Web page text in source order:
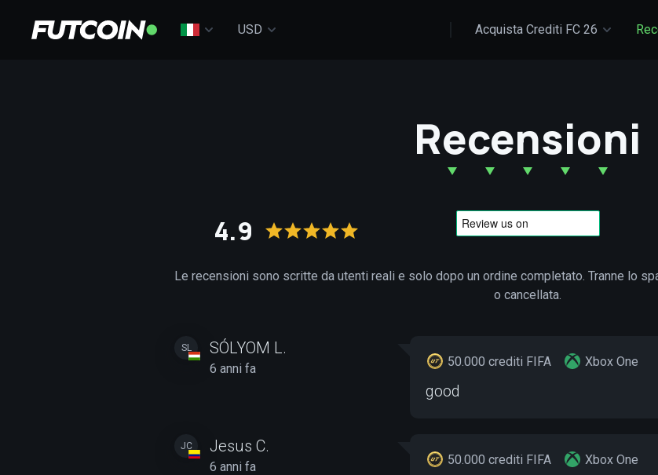
USD Acquista Crediti FC 26
Recensioni
4.9
Le recensioni sono scritte da utenti reali e solo dopo un ordine completato. Tranne lo
o cancellata.
SL SÓLYOM L.
6 anni fa 50.000 crediti FIFA Xbox One
good
JC Jesus C.
6 anni fa 50.000 crediti FIFA Xbox One